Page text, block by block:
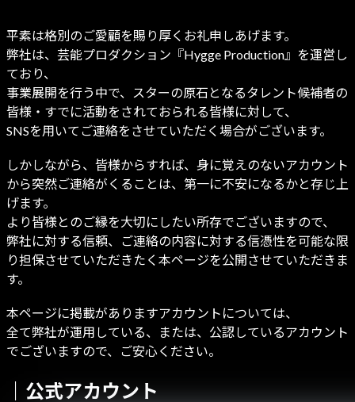
平素は格別のご愛顧を賜り厚くお礼申しあげます。
弊社は、芸能プロダクション『Hygge Production』を運営し
ており、
事業展開を行う中で、スターの原石となるタレント候補者の
皆様・すでに活動をされておられる皆様に対して、
SNSを用いてご連絡をさせていただく場合がございます。
しかしながら、皆様からすれば、身に覚えのないアカウント
から突然ご連絡がくることは、第一に不安になるかと存じ上
げます。
より皆様とのご縁を大切にしたい所存でございますので、
弊社に対する信頼、ご連絡の内容に対する信憑性を可能な限
り担保させていただきたく本ページを公開させていただきま
す。
本ページに掲載がありますアカウントについては、
全て弊社が運用している、または、公認しているアカウント
でございますので、ご安心ください。
｜公式アカウント